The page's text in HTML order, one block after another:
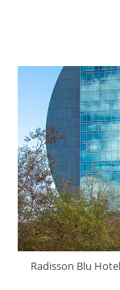
Radisson Blu